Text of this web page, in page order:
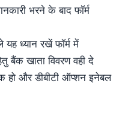
भरने के बाद फॉर्म
ध्यान रखें फॉर्म में
बैंक खाता विवरण वही दे
और डीबीटी ऑप्शन इनेबल